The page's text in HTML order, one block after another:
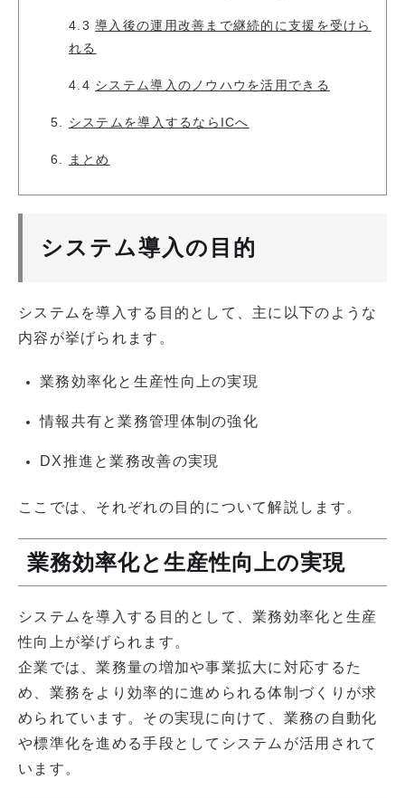
4.3 導入後の運用改善まで継続的に支援を受けら
れる
4.4 システム導入のノウハウを活用できる
5. システムを導入するならICへ
6. まとめ
システム導入の目的
システムを導入する目的として、主に以下のような
内容が挙げられます。
業務効率化と生産性向上の実現
情報共有と業務管理体制の強化
DX推進と業務改善の実現
ここでは、それぞれの目的について解説します。
業務効率化と生産性向上の実現
システムを導入する目的として、業務効率化と生産
性向上が挙げられます。
企業では、業務量の増加や事業拡大に対応するた
め、業務をより効率的に進められる体制づくりが求
められています。その実現に向けて、業務の自動化
や標準化を進める手段としてシステムが活用されて
います。